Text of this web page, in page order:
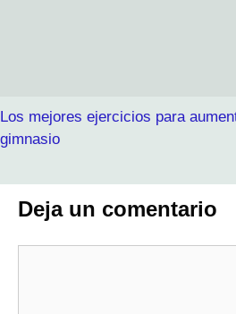
Los mejores ejercicios para
gimnasio
Deja un comentario